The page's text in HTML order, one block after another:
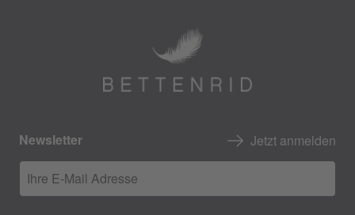
Newsletter Jetzt anmelden
Ihre E-Mail Adresse